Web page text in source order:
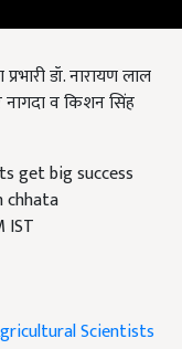
डॉ. नारायण लाल
व किशन सिंह
get big success
chhata
IST
Scientists